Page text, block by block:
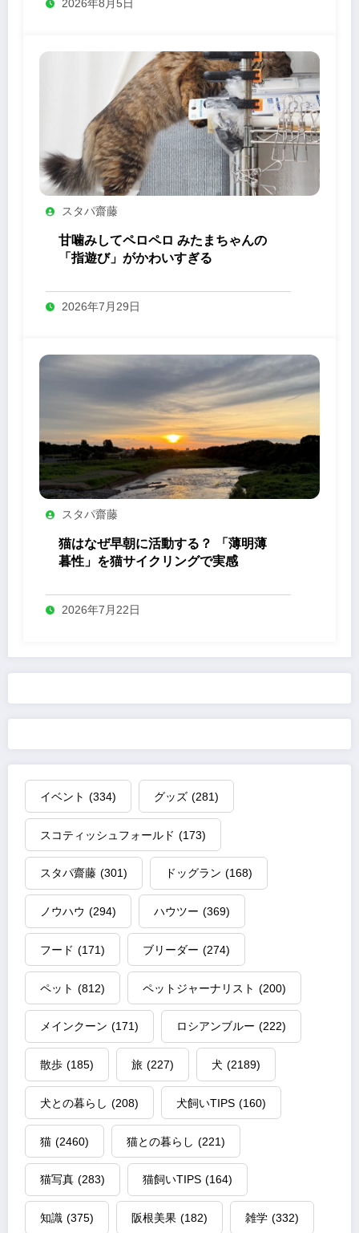
2026年8月5日
スタパ齋藤
甘噛みしてペロペロ みたまちゃんの
「指遊び」がかわいすぎる
2026年7月29日
スタパ齋藤
猫はなぜ早朝に活動する？ 「薄明薄
暮性」を猫サイクリングで実感
2026年7月22日
イベント (334) グッズ (281)
スコティッシュフォールド (173)
スタパ齋藤 (301) ドッグラン (168)
ノウハウ (294) ハウツー (369)
フード (171) ブリーダー (274)
ペット (812) ペットジャーナリスト (200)
メインクーン (171) ロシアンブルー (222)
散歩 (185) 旅 (227) 犬 (2189)
犬との暮らし (208) 犬飼いTIPS (160)
猫 (2460) 猫との暮らし (221)
猫写真 (283) 猫飼いTIPS (164)
知識 (375) 阪根美果 (182) 雑学 (332)